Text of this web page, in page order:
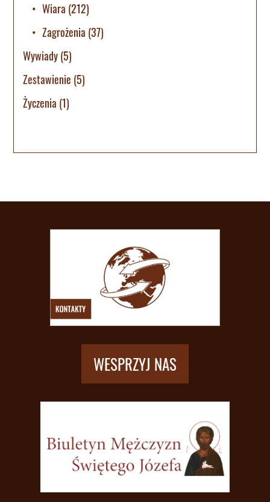
Wiara (212)
Zagrożenia (37)
Wywiady(5)
Zestawienie (5)
Życzenia (1)
WESPRZYJ NAS